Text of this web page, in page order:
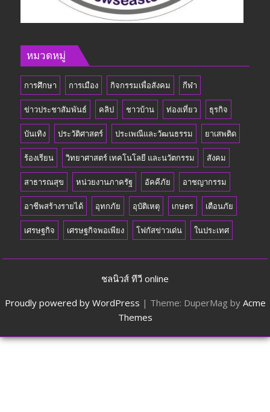
หมวดหมู่
การศึกษา การเมือง กิจกรรมเพื่อสังคม กีฬา
ข่าวประชาสัมพันธ์ คลิป ชาวบ้าน ท่องเที่ยว ธุรกิจ
บันเทิง ประวัติศาสตร์ ประเพณีและวัฒนธรรม ยาเสพติด
ร้องเรียน วิทยาศาสตร์ เทคโนโลยี และนวัตกรรม สังคม
สาธารณสุข หน่วยงานภาครัฐ อัคคีภัย อาชญากรรม
อาชีพสร้างรายได้ อุทกภัย อุบัติเหตุ เกษตร เตือนภัย
เศรษฐกิจ เศรษฐกิจพอเพียง โฟกัสข่าวเด่น ในประเทศ
ชลนิวส์ ทีวี online
Proudly powered by WordPress | Theme: DuperMag by Acme
Themes